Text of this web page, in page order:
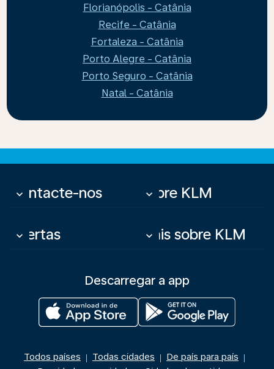
Florianópolis - Catânia
Recife - Catânia
Fortaleza - Catânia
Porto Alegre - Catânia
Porto Seguro - Catânia
Natal - Catânia
Contacte-nos
keyboard_arrow_down Sobre KLM
keyboard_arrow_down
Ofertas
keyboard_arrow_down Mais sobre KLM
keyboard_arrow_down
Descarregar a app
Todos países | Todas cidades | De país para país |